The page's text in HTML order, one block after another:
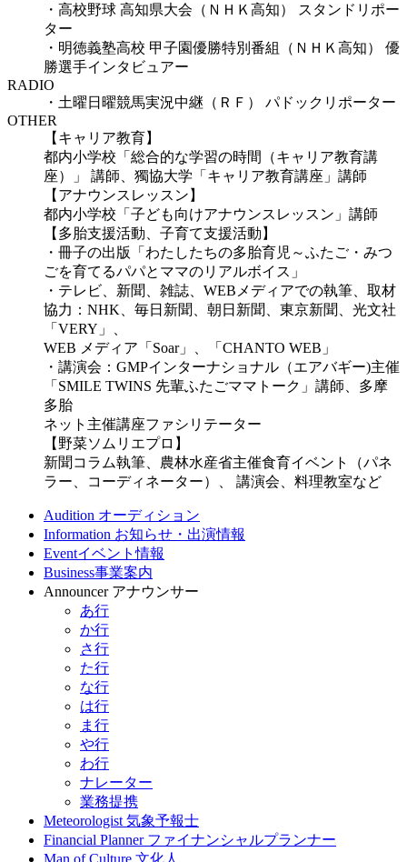
・高校野球 高知県大会（ＮＨＫ高知） スタンドリポー
ター
・明徳義塾高校 甲子園優勝特別番組（ＮＨＫ高知） 優
勝選手インタビュアー
RADIO
・土曜日曜競馬実況中継（ＲＦ） パドックリポーター
OTHER
【キャリア教育】
都内小学校「総合的な学習の時間（キャリア教育講
座）」 講師、獨協大学「キャリア教育講座」講師
【アナウンスレッスン】
都内小学校「子ども向けアナウンスレッスン」講師
【多胎支援活動、子育て支援活動】
・冊子の出版「わたしたちの多胎育児～ふたご・みつ
ごを育てるパパとママのリアルボイス」
・テレビ、新聞、雑誌、WEBメディアでの執筆、取材
協力：NHK、毎日新聞、朝日新聞、東京新聞、光文社
「VERY」、
WEB メディア「Soar」、「CHANTO WEB」
・講演会：GMPインターナショナル（エアバギー)主催
「SMILE TWINS 先輩ふたごママトーク」講師、多摩
多胎
ネット主催講座ファシリテーター
【野菜ソムリエプロ】
新聞コラム執筆、農林水産省主催食育イベント（パネ
ラー、コーディネーター）、 講演会、料理教室など
Audition オーディション
Information お知らせ・出演情報
Eventイベント情報
Business事業案内
Announcer アナウンサー
あ行
か行
さ行
た行
な行
は行
ま行
や行
わ行
ナレーター
業務提携
Meteorologist 気象予報士
Financial Planner ファイナンシャルプランナー